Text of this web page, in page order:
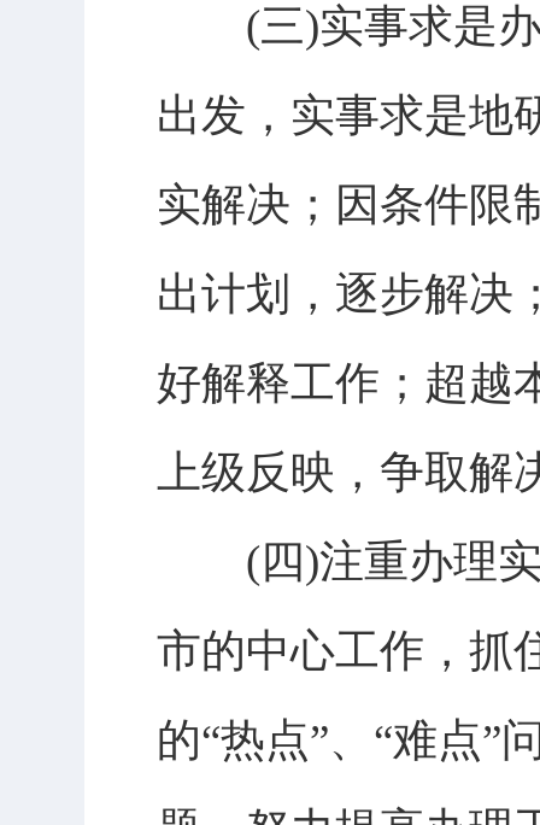
(三)实事求是办
出发，实事求是地
实解决；因条件限
出计划，逐步解决
好解释工作；超越
上级反映，争取解
(四)注重办理实
市的中心工作，抓
的“热点”、“难点”